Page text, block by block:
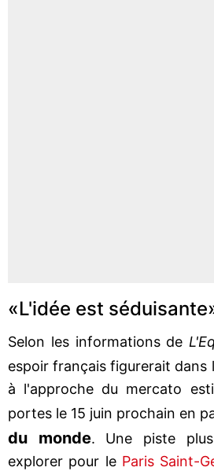
«L'idée est
Selon les informations de
espoir français figurerait dans
à l'approche du mercato
portes le 15 juin prochain en
du monde. Une piste
explorer pour leParis Saint-